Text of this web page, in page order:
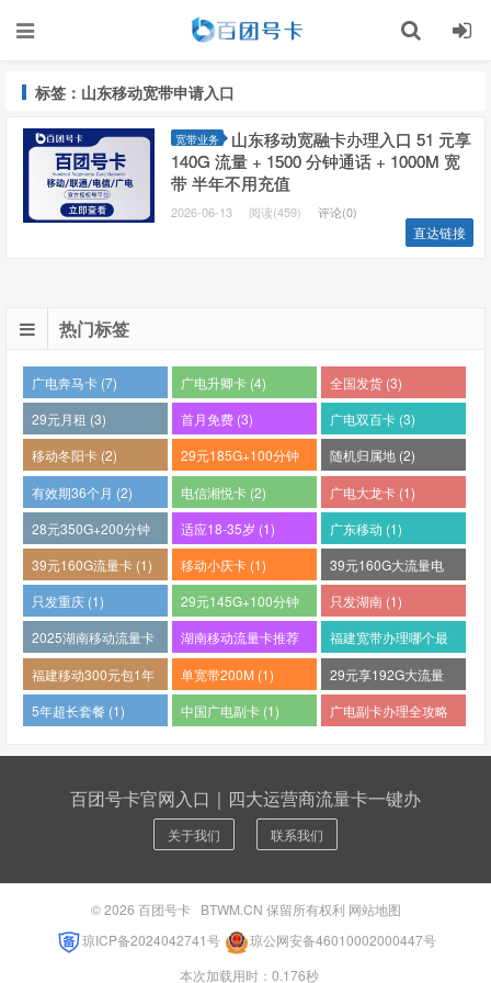
标签：山东移动宽带申请入口
宽带业务
山东移动宽融卡办理入口 51 元享
140G 流量 + 1500 分钟通话 + 1000M 宽
带 半年不用充值
2026-06-13 阅读(459) 评论(0)
直达链接
热门标签
广电奔马卡 (7) 广电升卿卡 (4)
全国发货 (3)
29元月租 (3)
首月免费 (3)
广电双百卡 (3)
移动冬阳卡 (2)
29元185G+100分钟
(2)
随机归属地 (2)
有效期36个月 (2)
电信湘悦卡 (2)
广电大龙卡 (1)
28元350G+200分钟
(1)
适应18-35岁 (1)
广东移动 (1)
39元160G流量卡 (1)
移动小庆卡 (1)
39元160G大流量电
话卡 (1)
只发重庆 (1)
29元145G+100分钟
(1)
只发湖南 (1)
2025湖南移动流量卡
哪个好 (1)
湖南移动流量卡推荐
(1)
福建宽带办理哪个最
便宜 (1)
福建移动300元包1年
(1)
单宽带200M (1)
29元享192G大流量
(1)
5年超长套餐 (1) 中国广电副卡 (1)
广电副卡办理全攻略
百团号卡官网入口｜四大运营商流量卡一键办
关于我们 联系我们
© 2026 百团号卡BTWM.CN 保留所有权利 网站地图
琼ICP备2024042741号
琼公网安备46010002000447号
本次加载用时：0.176秒